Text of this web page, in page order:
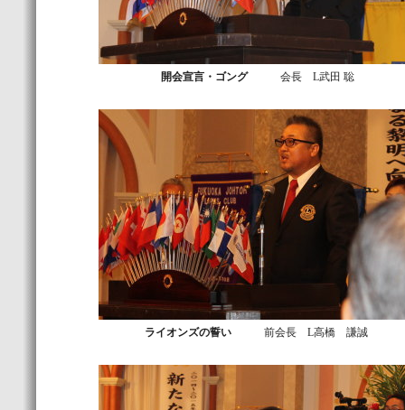
開会宣言・ゴング会長 L武田 聡
ライオンズの誓い 前会長 L高橋 謙誠